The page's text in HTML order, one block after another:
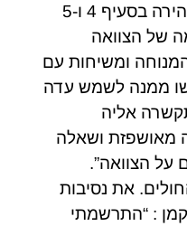
הצוואה ביום המחרת. בתצהירה בסעיף 4 ו-5
של הצוואה
ומשיחות עם
ממנה לשמש עדה
ביום 9.5.2008 התקשרה אליה
ושאלה
על הצוואה”.
את נסיבות
: “התרשמתי